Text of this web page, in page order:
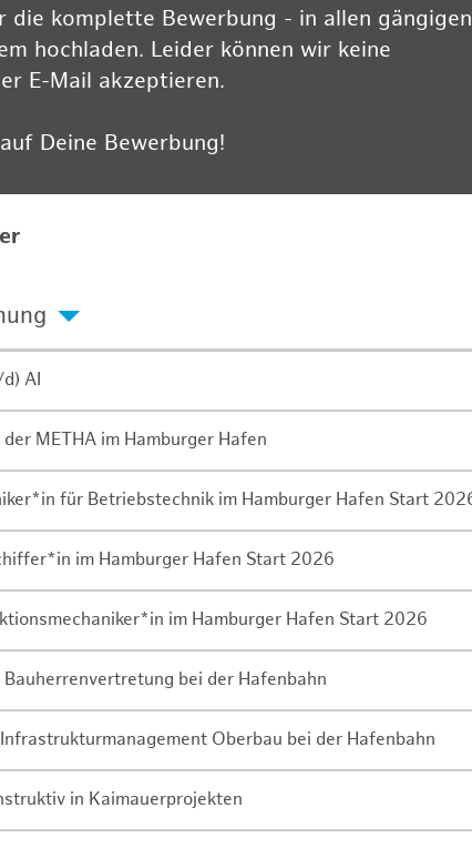
die komplette Bewerbung - in allen gängigen
hochladen. Leider können wir keine
E-Mail akzeptieren.
Deine Bewerbung!
AI
METHA im Hamburger Hafen
für Betriebstechnik im Hamburger Hafen Start
im Hamburger Hafen Start 2026
im Hamburger Hafen Start 2026
bei der Hafenbahn
Oberbau bei der Hafenbahn
in Kaimauerprojekten